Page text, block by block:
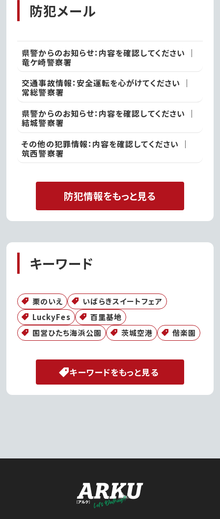
防犯メール
県警からのお知らせ：内容を確認してください ｜
竜ケ崎警察署
交通事故情報：安全運転を心がけてください ｜
常総警察署
県警からのお知らせ：内容を確認してください ｜
結城警察署
その他の犯罪情報：内容を確認してください ｜
筑西警察署
防犯情報をもっと見る
キーワード
栗のいえ
いばらきスイートフェア
LuckyFes
百里基地
国営ひたち海浜公園
茨城空港 偕楽園
キーワードをもっと見る